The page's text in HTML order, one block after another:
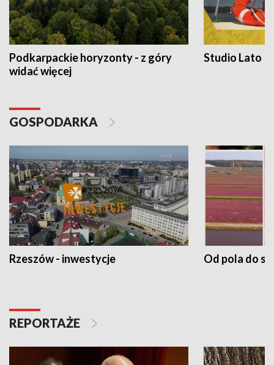
Podkarpackie horyzonty - z góry
widać więcej
Studio Lato
GOSPODARKA
Rzeszów - inwestycje Od pola do
REPORTAŻE